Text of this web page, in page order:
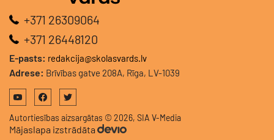
+371 26309064
+371 26448120
E-pasts: redakcija@skolasvards.lv
Adrese: Brīvības gatve 208A, Rīga, LV-1039
Autortiesības aizsargātas © 2026, SIA V-Media
Mājaslapa izstrādāta